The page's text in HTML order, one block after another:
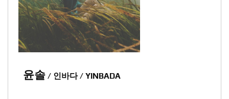
윤솔 / 인바다 / YINBADA